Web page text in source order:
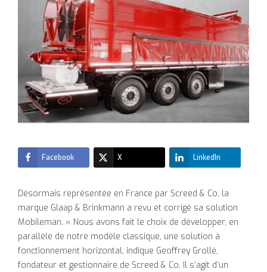
Facebook X LinkedIn
Désormais représentée en France par Screed & Co, la
marque Glaap & Brinkmann a revu et corrigé sa solution
Mobileman. « Nous avons fait le choix de développer, en
parallèle de notre modèle classique, une solution à
fonctionnement horizontal, indique Geoffrey Grollé,
fondateur et gestionnaire de Screed & Co. Il s’agit d’un